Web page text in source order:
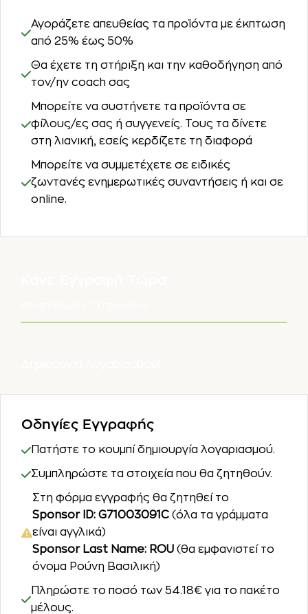
Αγοράζετε απευθείας τα προϊόντα με έκπτωση
από 25% έως 50%
Θα έχετε τη στήριξη και την καθοδήγηση από
τον/ην coach σας
Μπορείτε να συστήνετε τα προϊόντα σε
φίλους/ες σας ή συγγενείς. Τους τα δίνετε
στη λιανική, εσείς κερδίζετε τη διαφορά
Μπορείτε να συμμετέχετε σε ειδικές
ζωντανές ενημερωτικές συναντήσεις ή και σε
online.
Οδηγίες Εγγραφής
Πατήστε το κουμπί δημιουργία λογαριασμού.
Συμπληρώστε τα στοιχεία που θα ζητηθούν.
Στη φόρμα εγγραφής θα ζητηθεί το
Sponsor ID: G71003091C (όλα τα γράμματα
είναι αγγλικά)
Sponsor Last Name: ROU (θα εμφανιστεί το
όνομα Ρούνη Βασιλική)
Πληρώστε το ποσό των 54.18€ για το πακέτο
μέλους.